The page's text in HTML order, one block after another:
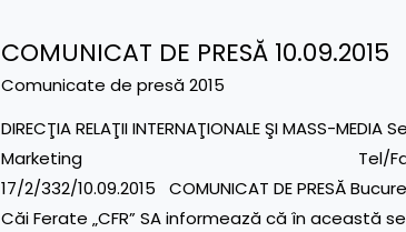
COMUNICAT DE PRESĂ 10.09.2015
Comunicate de presă 2015
DIRECŢIA RELAŢII INTERNAŢIONALE ŞI MASS-
Marketing Tel/Fax:
17/2/332/10.09.2015 COMUNICAT DE PRESĂ
Căi Ferate „CFR” SA informează că în această
COMUNICAT
DE
10.09.2015